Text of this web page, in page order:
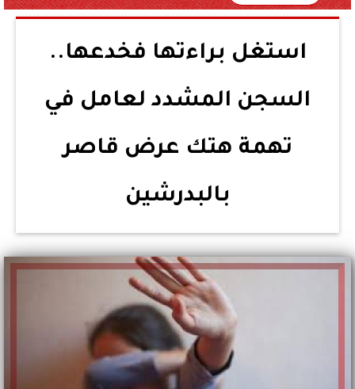
استغل براءتها فخدعها..
السجن المشدد لعامل في
تهمة هتك عرض قاصر
بالبدرشين